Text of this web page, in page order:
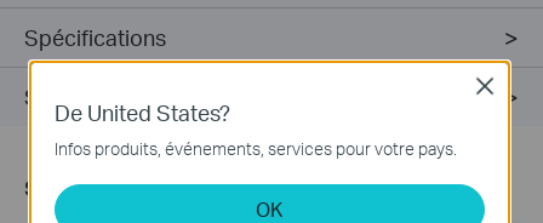
Spécifications
Support
s’Abonner
De United States?
Infos produits, événements, services pour votre pays.
OK
Close